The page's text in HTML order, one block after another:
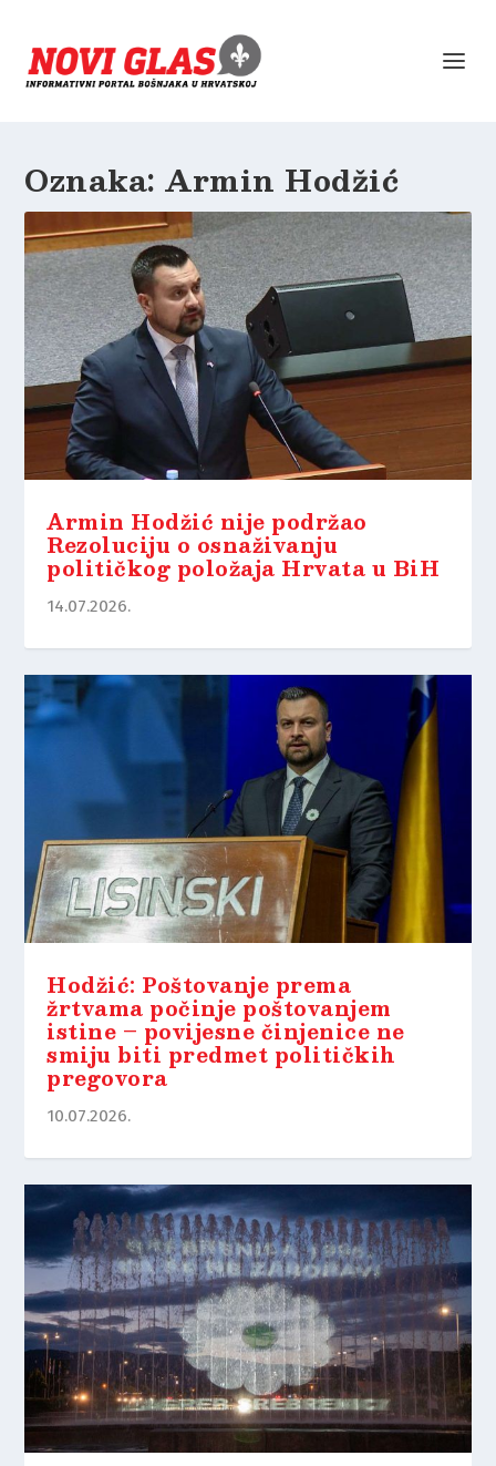
Oznaka:Armin Hodžić
Armin Hodžić nije podržao
Rezoluciju o osnaživanju
političkog položaja Hrvata u BiH
14.07.2026.
Hodžić: Poštovanje prema
žrtvama počinje poštovanjem
istine – povijesne činjenice ne
smiju biti predmet političkih
pregovora
10.07.2026.